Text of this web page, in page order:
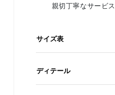
親切丁寧なサービ
サイズ表
ディテール